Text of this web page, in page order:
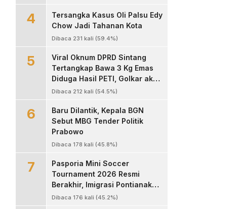
4
Tersangka Kasus Oli Palsu Edy
Chow Jadi Tahanan Kota
Dibaca 231 kali (59.4%)
5
Viral Oknum DPRD Sintang
Tertangkap Bawa 3 Kg Emas
Diduga Hasil PETI, Golkar akan
Sanksi Kode Etik
Dibaca 212 kali (54.5%)
6
Baru Dilantik, Kepala BGN
Sebut MBG Tender Politik
Prabowo
Dibaca 178 kali (45.8%)
7
Pasporia Mini Soccer
Tournament 2026 Resmi
Berakhir, Imigrasi Pontianak
Sukses Hadirkan Ajang Sportif
Dibaca 176 kali (45.2%)